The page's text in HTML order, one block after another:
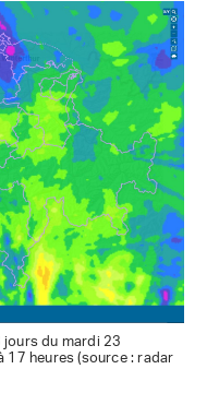
du mardi 23
heures (source : radar